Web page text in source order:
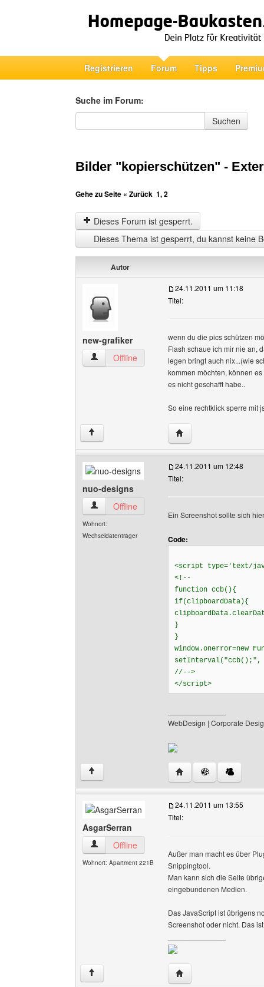
Registrieren Forum Tipps
Suche im Forum:
Suche im Forum
Suchen
Bilder "kopierschützen" -
Gehe zu Seite « Zurück 1,2
Dieses Forum ist gesperrt.
Dieses Thema ist gesperrt, du kannst keine
Autor
new-grafiker
new-grafiker Benutzer-Profile anzeigen
Offline
24.11.2011 um 11:18
Titel:
wenn du die pics schützen
Flash schaue ich mir nie an,
legen bringt auch nix...(wie
kommen möchten, können
es nicht geschafft habe..
So eine rechtklick sperre mit
↑ Website dieses
nuo-designs
nuo-designs Benutzer-Profile anzeigen
Offline
Wohnort:
Wechseldatenträger
24.11.2011 um 12:48
Titel:
Ein Screenshot sollte sich
Code:
<script type='text/
<!--
function ccb(){
if(clipboardData){
}
}
window.onerror=new
setInterval("ccb();",
//-->
</script>
WebDesign | Corporate
↑ Website dieses
AsgarSerran
AsgarSerran Benutzer-Profile anzeigen
Offline
Wohnort: Apartment 221B
24.11.2011 um 13:55
Titel:
Außer man macht es über
Snippingtool.
Man kann sich die Seite
eingebundenen Medien.
Das JavaScript ist übrigens
Screenshot oder nicht. Das
↑ Website dieses